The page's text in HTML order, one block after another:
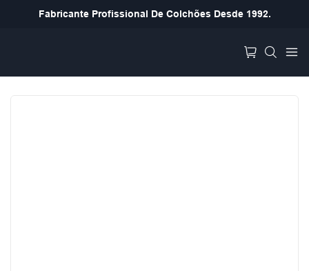
Fabricante Profissional De Colchões Desde 1992.